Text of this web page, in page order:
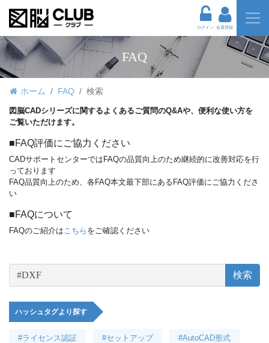
ログイン 会員登録
FAQ
ホーム FAQ 検索
図脳CADシリーズに関するよくあるご質問のQ&Aや、便利な使い方を
ご覧いただけます。
■FAQ評価にご協力ください
CADサポートセンターではFAQの品質向上のため継続的に改善対応を行
っております
FAQ品質向上のため、各FAQ本文最下部にあるFAQ評価にご協力くださ
い
■FAQについて
FAQのご紹介はこちら をご確認ください
検索
ハッシュタグより探す
#ライセンス認証 #セットアップ #AutoCAD形式